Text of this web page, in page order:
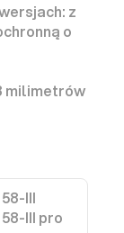
z
o
milimetrów
III
58-III pro